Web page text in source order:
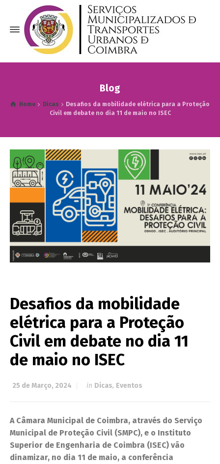
Blog
Home Dicas
Desafios da mobilidade elétrica para a Proteção
Civil em debate no dia 11 de maio no ISEC
Desafios da mobilidade
elétrica para a Proteção
Civil em debate no dia 11
de maio no ISEC
25 de Março, 2024 in Dicas, Eventos
A Câmara Municipal de Coimbra, através do Serviço
Municipal de Proteção Civil (SMPC), e o Instituto
Superior de Engenharia de Coimbra (ISEC) vão
dinamizar, no dia 11 de maio, a conferência